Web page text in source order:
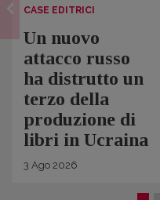
CASE EDITRICI
Un nuovo
attacco russo
ha distrutto un
terzo della
produzione di
libri in Ucraina
3 Ago 2026